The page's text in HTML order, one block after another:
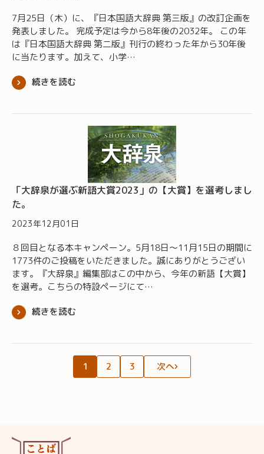
7月25日（木）に、『日本国語大辞典 第三版』の改訂企画を
発表しました。 完成予定は今から8年後の2032年。 この年
は『日本国語大辞典 第二版』刊行の終わった年から30年後
に当たります。加えて、小学…
続きを読む
「大辞泉が選ぶ新語大賞2023」の【大賞】を選考しまし
た。
2023年12月01日
８回目となる本キャンペーン。5月18日～11月15日の期間に
1773件のご投稿をいただきました。誠にありがとうござい
ます。『大辞泉』編集部はこの中から、今年の新語【大賞】
を選考。こちらの特設ページにて…
続きを読む
1 2 3 次へ